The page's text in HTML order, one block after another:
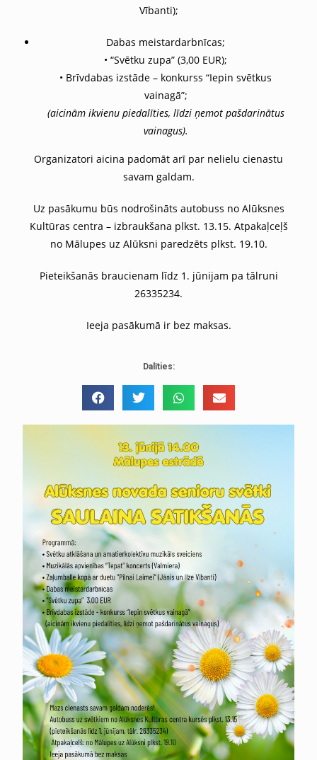
Vībanti);
Dabas meistardarbnīcas;
• “Svētku zupa” (3,00 EUR);
• Brīvdabas izstāde – konkurss “Iepin svētkus
vainagā”;
(aicinām ikvienu piedalīties, līdzi ņemot pašdarinātus
vainagus).
Organizatori aicina padomāt arī par nelielu cienastu
savam galdam.
Uz pasākumu būs nodrošināts autobuss no Alūksnes
Kultūras centra – izbraukšana plkst. 13.15. Atpakaļceļš
no Mālupes uz Alūksni paredzēts plkst. 19.10.
Pieteikšanās braucienam līdz 1. jūnijam pa tālruni
26335234.
Ieeja pasākumā ir bez maksas.
Dalīties: